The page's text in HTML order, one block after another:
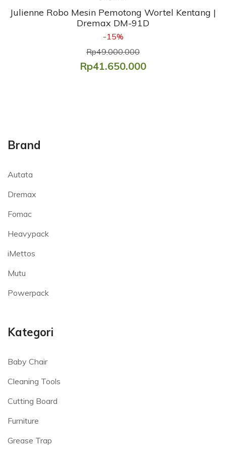
Brand
Autata
Dremax
Fomac
Heavypack
iMettos
Mutu
Powerpack
Kategori
Baby Chair
Cleaning Tools
Cutting Board
Furniture
Grease Trap
Julienne Robo Mesin Pemotong Wortel Kentang |
Dremax DM-91D
-15%
Rp49.000.000
Rp41.650.000